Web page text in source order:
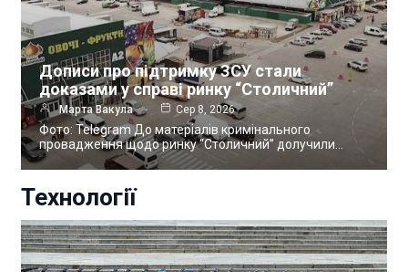
Дописи про підтримку ЗСУ стали
доказами у справі ринку “Столичний”
Марта Вакула Сер 8, 2026
Фото: Telegram До матеріалів кримінального
провадження щодо ринку “Столичний” долучили…
Технології